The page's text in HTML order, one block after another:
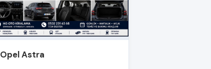
Opel Astra